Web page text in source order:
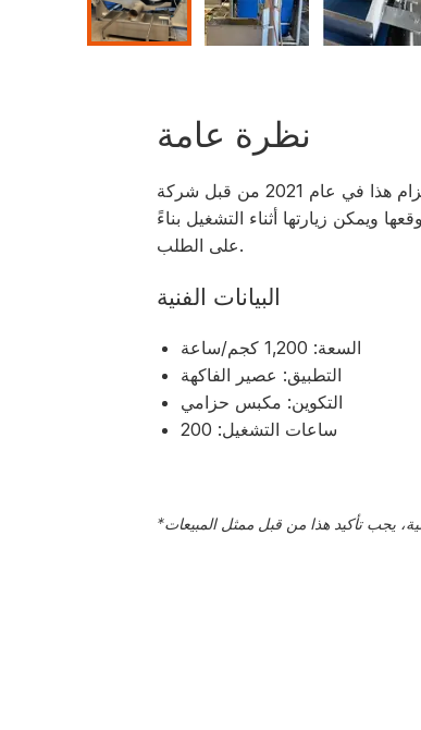
نظرة عامة
تم تصنيع مكبس الحزام هذا في عام 2021 من قبل شركة AMOS INDUSTRIE الألمانية. تم
ويمكن زيارتها أثناء التشغيل بناءً
على الطلب.
السعة: 1,200 كجم/ساعة
التطبيق: عصير الفاكهة
التكوين: مكبس حزامي
ساعات التشغيل: 200
*